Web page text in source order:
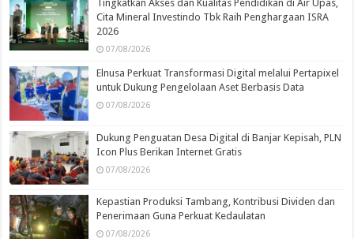
Tingkatkan Akses dan Kualitas Pendidikan di Air Upas,
Cita Mineral Investindo Tbk Raih Penghargaan ISRA
2026
07/08/2026
Elnusa Perkuat Transformasi Digital melalui Pertapixel
untuk Dukung Pengelolaan Aset Berbasis Data
07/08/2026
Dukung Penguatan Desa Digital di Banjar Kepisah, PLN
Icon Plus Berikan Internet Gratis
07/08/2026
Kepastian Produksi Tambang, Kontribusi Dividen dan
Penerimaan Guna Perkuat Kedaulatan
07/08/2026